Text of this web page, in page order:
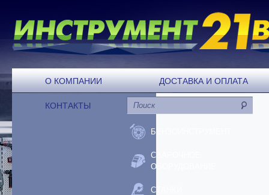
О КОМПАНИИ ДОСТАВКА И ОПЛАТА
КОНТАКТЫ
БЕНЗОИНСТРУМЕНТ
СВАРОЧНОЕ
ОБОРУДОВАНИЕ
СТАНКИ